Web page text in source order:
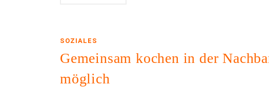
SOZIALES
Gemeinsam kochen in der
möglich